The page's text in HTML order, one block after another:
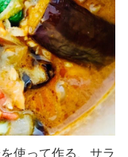
使って作る、サラ